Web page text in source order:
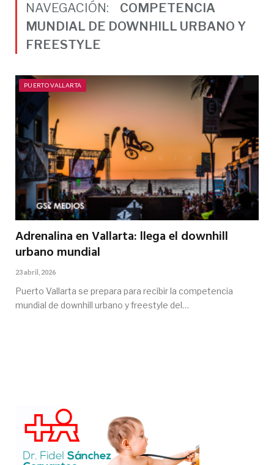
NAVEGACIÓN:
COMPETENCIA
MUNDIAL DE DOWNHILL URBANO Y
FREESTYLE
PUERTO VALLARTA
Adrenalina en Vallarta: llega el downhill
urbano mundial
23 abril, 2026
Puerto Vallarta se prepara para recibir la competencia
mundial de downhill urbano y freestyle del…